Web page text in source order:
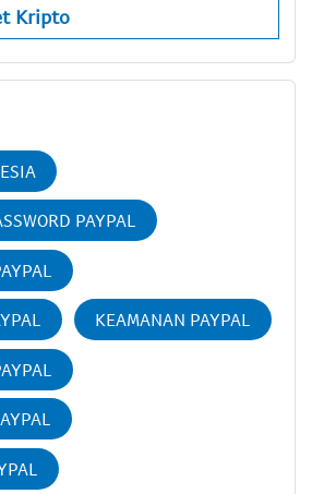
Kripto
PAYPAL
KEAMANAN PAYPAL